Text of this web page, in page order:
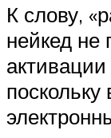
К слову,
нейкед не